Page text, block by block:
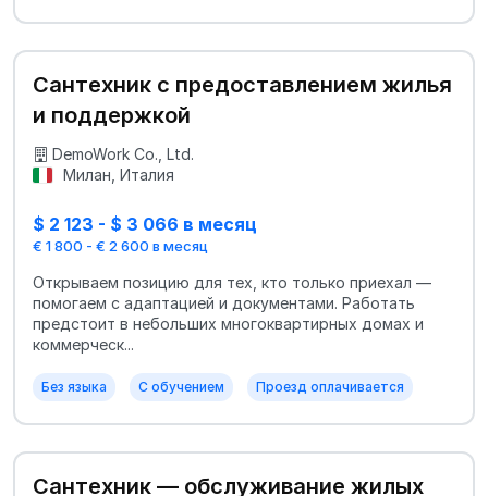
Сантехник с предоставлением жилья
и поддержкой
DemoWork Co., Ltd.
Милан, Италия
$ 2 123 - $ 3 066 в месяц
€ 1 800 - € 2 600 в месяц
Открываем позицию для тех, кто только приехал —
помогаем с адаптацией и документами. Работать
предстоит в небольших многоквартирных домах и
коммерческ...
Без языка С обучением Проезд оплачивается
Сантехник — обслуживание жилых